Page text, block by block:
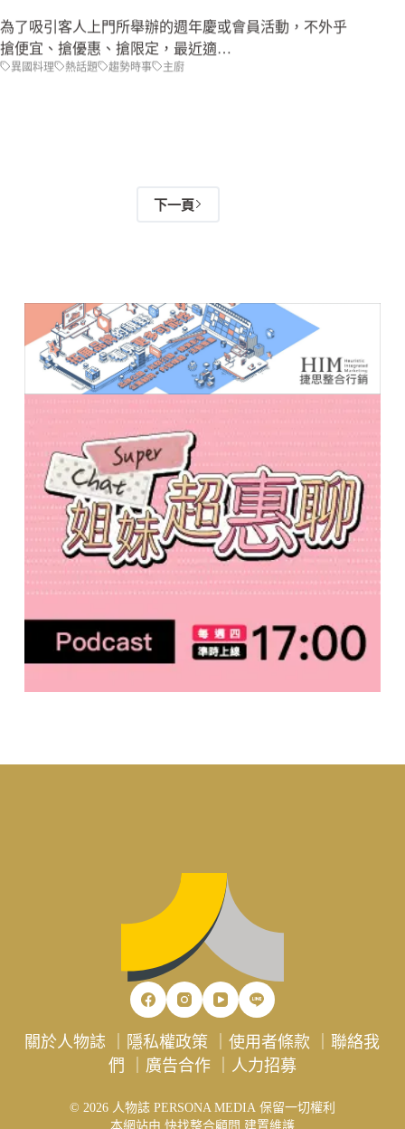
為了吸引客人上門所舉辦的週年慶或會員活動，不外乎
搶便宜、搶優惠、搶限定，最近適…
異國料理 熱話題 趨勢時事 主廚
下一頁
關於人物誌 隱私權政策 ｜使用者條款 ｜聯絡我
們
廣告合作｜ 人力招募
© 2026 人物誌 PERSONA MEDIA 保留一切權利
本網站由 快找整合顧問 建置維護